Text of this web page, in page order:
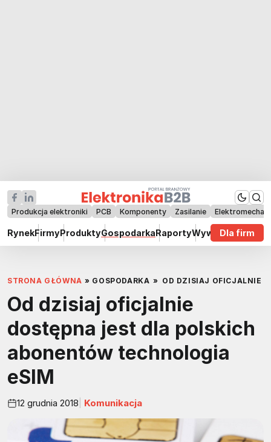
Produkcja elektroniki PCB Komponenty Zasilanie
RynekFirmyProduktyGospodarkaRaportyWywiadyDla firm
STRONA GŁÓWNA » GOSPODARKA » OD DZISIAJ OFICJALNIE
Od dzisiaj oficjalnie
dostępna jest dla polskich
abonentów technologia
eSIM
12 grudnia 2018 Komunikacja